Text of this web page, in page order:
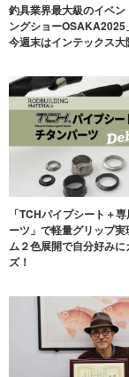
釣具業界最大級のイベ
ングショーOSAKA2025
今週末はインテックス大
「TCHパイプシート＋
ーツ」で軽量グリップ
ム２色展開で自分好みに
ズ！